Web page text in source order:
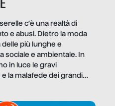
c’è una realtà di
e abusi. Dietro la moda
delle più lunghe e
sociale e ambientale. In
in luce le gravi
la malafede dei grandi